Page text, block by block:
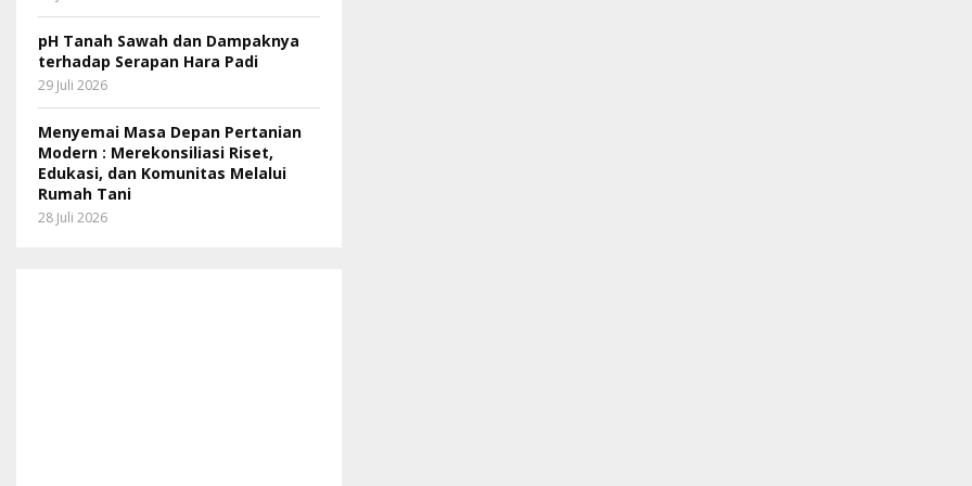
pH Tanah Sawah dan Dampaknya
terhadap Serapan Hara Padi
29 Juli 2026
Menyemai Masa Depan Pertanian
Modern : Merekonsiliasi Riset,
Edukasi, dan Komunitas Melalui
Rumah Tani
28 Juli 2026